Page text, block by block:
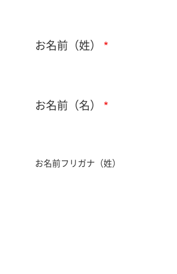
お名前（姓）
お名前（名）
お名前フリガナ（姓）